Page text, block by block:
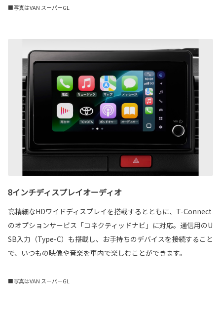
■写真はVAN スーパーGL
8インチディスプレイオーディオ
高精細なHDワイドディスプレイを搭載するとともに、T-Connect
のオプションサービス「コネクティッドナビ」に対応。通信用のU
SB入力（Type-C）も搭載し、お手持ちのデバイスを接続すること
で、いつもの映像や音楽を車内で楽しむことができます。
■写真はVAN スーパーGL